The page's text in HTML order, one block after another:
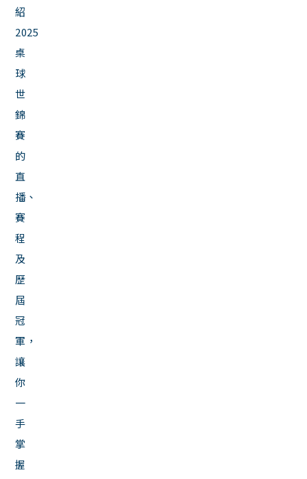
紹
2025
桌
球
世
錦
賽
的
直
播、
賽
程
及
歷
屆
冠
軍，
讓
你
一
手
掌
握